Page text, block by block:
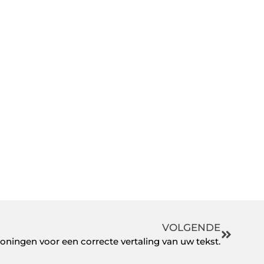
VOLGENDE
voor een correcte vertaling van uw tekst.